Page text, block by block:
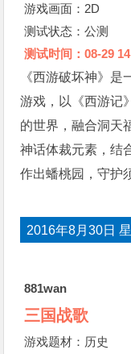
游戏画面：2D
测试状态：公测
测试时间：08-29
《西游破坏神》
游戏，以《西游记
的世界，融合洞天
神话体裁元素，结
作出蟠桃园，守护
2016年8月30日
881wan
三国战歌
游戏题材：历史